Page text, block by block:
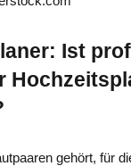
Ist
gehört, für